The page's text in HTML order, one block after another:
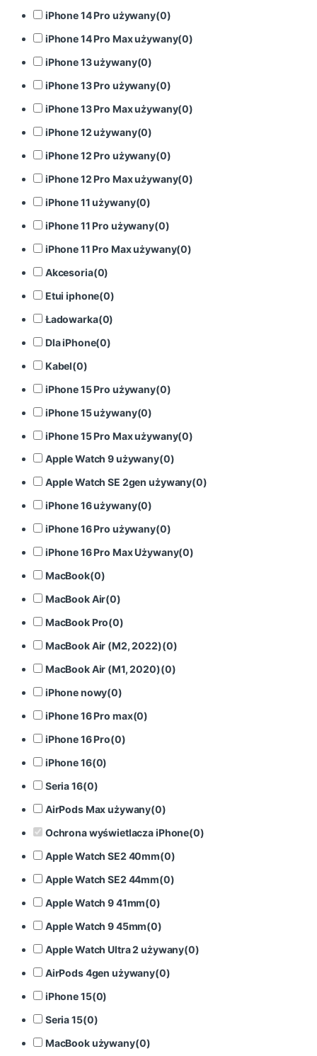
iPhone 14 Pro używany(0)
iPhone 14 Pro Max używany(0)
iPhone 13 używany(0)
iPhone 13 Pro używany(0)
iPhone 13 Pro Max używany(0)
iPhone 12 używany(0)
iPhone 12 Pro używany(0)
iPhone 12 Pro Max używany(0)
iPhone 11 używany(0)
iPhone 11 Pro używany(0)
iPhone 11 Pro Max używany(0)
Akcesoria(0)
Etui iphone(0)
Ładowarka(0)
Dla iPhone(0)
Kabel(0)
iPhone 15 Pro używany(0)
iPhone 15 używany(0)
iPhone 15 Pro Max używany(0)
Apple Watch 9 używany(0)
Apple Watch SE 2gen używany(0)
iPhone 16 używany(0)
iPhone 16 Pro używany(0)
iPhone 16 Pro Max Używany(0)
MacBook(0)
MacBook Air(0)
MacBook Pro(0)
MacBook Air (M2, 2022)(0)
MacBook Air (M1, 2020)(0)
iPhone nowy(0)
iPhone 16 Pro max(0)
iPhone 16 Pro(0)
iPhone 16(0)
Seria 16(0)
AirPods Max używany(0)
Ochrona wyświetlacza iPhone(0)
Apple Watch SE2 40mm(0)
Apple Watch SE2 44mm(0)
Apple Watch 9 41mm(0)
Apple Watch 9 45mm(0)
Apple Watch Ultra 2 używany(0)
AirPods 4gen używany(0)
iPhone 15(0)
Seria 15(0)
MacBook używany(0)